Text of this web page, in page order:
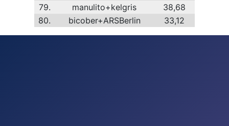
79.
manulito+kelgris
38,68
80.
bicober+ARSBerlin 33,12